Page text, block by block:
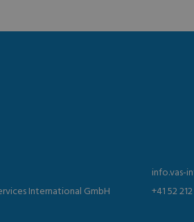
International GmbH
info.vas-
+41 52